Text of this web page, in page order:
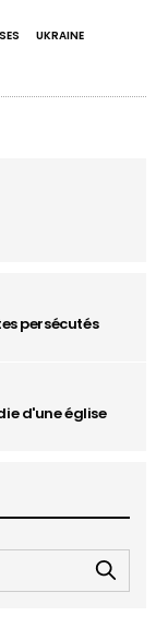
UKRAINE
persécutés
d'une église